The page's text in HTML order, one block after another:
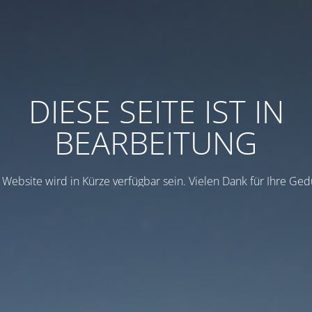
DIESE SEITE IST IN
BEARBEITUNG
wird in Kürze verfügbar sein. Vielen Dank für Ihre